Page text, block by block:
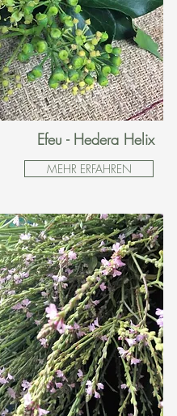
Efeu - Hedera Helix
MEHR ERFAHREN